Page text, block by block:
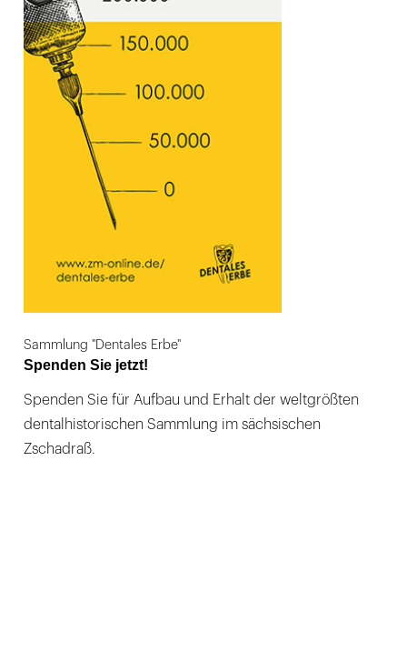
Sammlung "Dentales Erbe"
Spenden Sie jetzt!
Spenden Sie für Aufbau und Erhalt der weltgrößten
dentalhistorischen Sammlung im sächsischen
Zschadraß.